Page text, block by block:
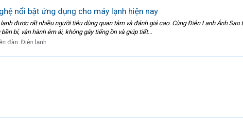
nổi bật ứng dụng cho máy lạnh hiện nay
được rất nhiều người tiêu dùng quan tâm và đánh giá cao. Cùng Điện Lạnh Ánh
bỉ, vận hành êm ái, không gây tiếng ồn và giúp tiết...
đàn:Điện lạnh